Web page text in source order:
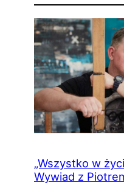
„Wszystko w
Wywiad z